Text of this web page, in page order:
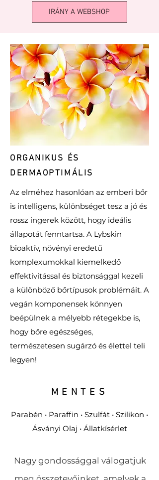
IRÁNY A WEBSHOP
ORGANIKUS ÉS
DERMAOPTIMÁLIS
Az elméhez hasonlóan az emberi bőr
is intelligens, különbséget tesz a jó és
rossz ingerek között, hogy ideális
állapotát fenntartsa. A Lybskin
bioaktív, növényi eredetű
komplexumokkal kiemelkedő
effektivitással és biztonsággal kezeli
a különböző bőrtípusok problémáit. A
vegán komponensek könnyen
beépülnek a mélyebb rétegekbe is,
hogy bőre egészséges,
természetesen sugárzó és élettel teli
legyen!
MENTES
Parabén • Paraffin • Szulfát • Szilikon •
Ásványi Olaj • Állatkísérlet
Nagy gondossággal válogatjuk